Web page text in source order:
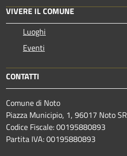
VIVERE IL COMUNE
Luoghi
Eventi
CONTATTI
Comune di Noto
Piazza Municipio, 1, 96017 Noto SR
Codice Fiscale: 00195880893
Partita IVA: 00195880893